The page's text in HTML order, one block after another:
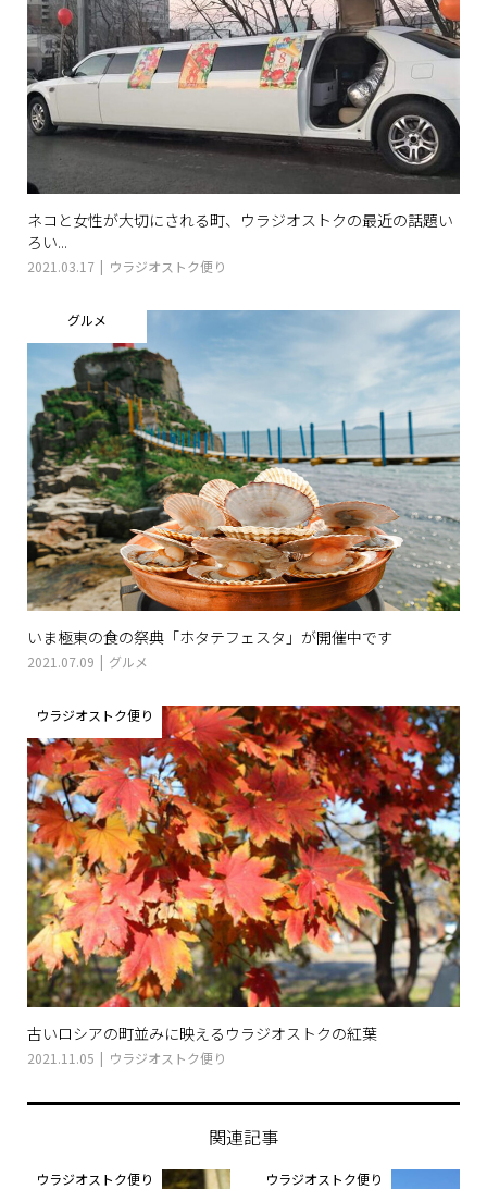
ネコと女性が大切にされる町、ウラジオストクの最近の話題い
ろい...
2021.03.17 ウラジオストク便り
グルメ
いま極東の食の祭典「ホタテフェスタ」が開催中です
2021.07.09 グルメ
ウラジオストク便り
古いロシアの町並みに映えるウラジオストクの紅葉
2021.11.05 ウラジオストク便り
関連記事
ウラジオストク便り ウラジオストク便り